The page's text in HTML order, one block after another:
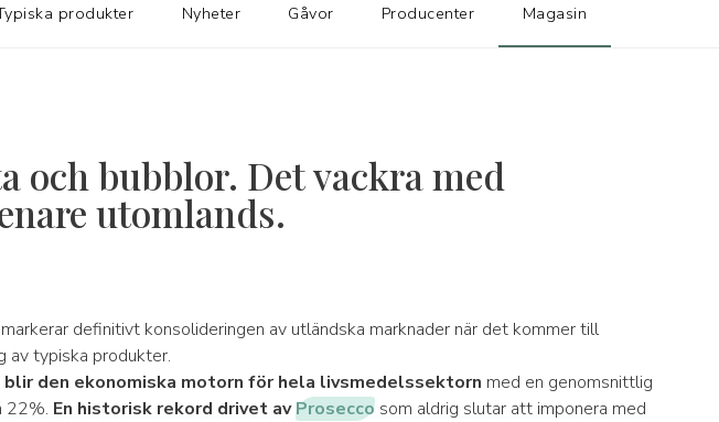
och bubblor. Det vackra med
utomlands.
definitivt konsolideringen av utländska marknader när det kommer till
av typiska produkter.
den ekonomiska motorn för hela livsmedelssektorn med en genomsnittlig
22%. En historisk rekord drivet avProseccosom aldrig slutar att imponera med
produkter Nyheter Gåvor Producenter Magasin